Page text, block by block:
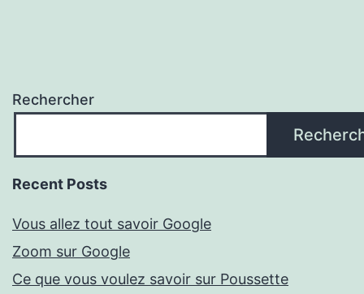
Rechercher
Recent Posts
Vous allez tout savoir Google
Zoom sur Google
Ce que vous voulez savoir sur Poussette